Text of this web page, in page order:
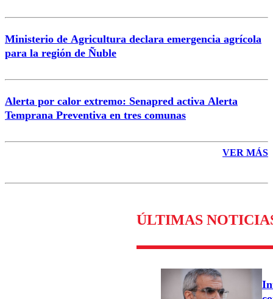
Ministerio de Agricultura declara emergencia agrícola
para la región de Ñuble
Alerta por calor extremo: Senapred activa Alerta
Temprana Preventiva en tres comunas
VER MÁS
ÚLTIMAS